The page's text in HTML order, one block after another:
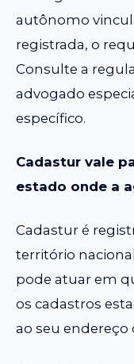
autônomo
registrada, o
Consulte a
advogado
específico.
Cadastur vale
estado onde a
Cadastur é
território
pode atuar em
os cadastros
ao seu endereço